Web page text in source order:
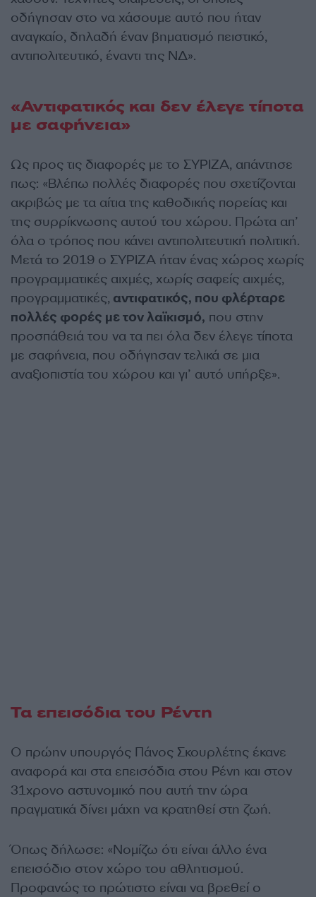
οδήγησαν στο να χάσουμε αυτό που ήταν
αναγκαίο, δηλαδή έναν βηματισμό πειστικό,
αντιπολιτευτικό, έναντι της ΝΔ».
«Αντιφατικός και δεν έλεγε τίποτα
με σαφήνεια»
Ως προς τις διαφορές με το ΣΥΡΙΖΑ, απάντησε
πως: «Βλέπω πολλές διαφορές που σχετίζονται
ακριβώς με τα αίτια της καθοδικής πορείας και
της συρρίκνωσης αυτού του χώρου. Πρώτα απ’
όλα ο τρόπος που κάνει αντιπολιτευτική πολιτική.
Μετά το 2019 ο ΣΥΡΙΖΑ ήταν ένας χώρος χωρίς
προγραμματικές αιχμές, χωρίς σαφείς αιχμές,
προγραμματικές, αντιφατικός, που φλέρταρε
πολλές φορές με τον λαϊκισμό, που στην
προσπάθειά του να τα πει όλα δεν έλεγε τίποτα
με σαφήνεια, που οδήγησαν τελικά σε μια
αναξιοπιστία του χώρου και γι’ αυτό υπήρξε».
Τα επεισόδια του Ρέντη
Ο πρώην υπουργός Πάνος Σκουρλέτης έκανε
αναφορά και στα επεισόδια στου Ρένη και στον
31χρονο αστυνομικό που αυτή την ώρα
πραγματικά δίνει μάχη να κρατηθεί στη ζωή.
Όπως δήλωσε: «Νομίζω ότι είναι άλλο ένα
επεισόδιο στον χώρο του αθλητισμού.
Προφανώς το πρώτιστο είναι να βρεθεί ο